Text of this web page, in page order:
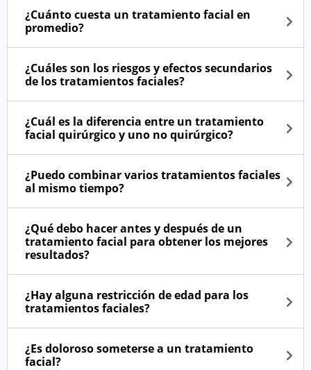
¿Cuánto cuesta un tratamiento facial en
promedio?
¿Cuáles son los riesgos y efectos secundarios
de los tratamientos faciales?
¿Cuál es la diferencia entre un tratamiento
facial quirúrgico y uno no quirúrgico?
¿Puedo combinar varios tratamientos faciales
al mismo tiempo?
¿Qué debo hacer antes y después de un
tratamiento facial para obtener los mejores
resultados?
¿Hay alguna restricción de edad para los
tratamientos faciales?
¿Es doloroso someterse a un tratamiento
facial?